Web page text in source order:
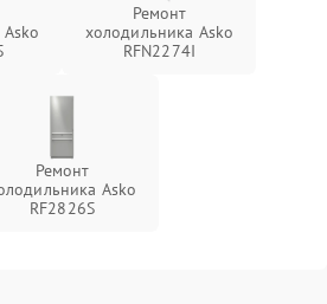
Ремонт
холодильника Asko
RFN2274I
Ремонт
Asko
RF2826S